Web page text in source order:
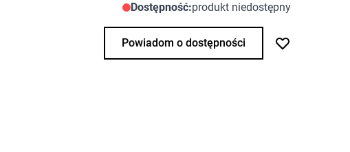
Dostępność:produkt niedostępny
Powiadom o dostępności